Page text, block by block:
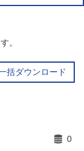
。
括ダウンロード
0